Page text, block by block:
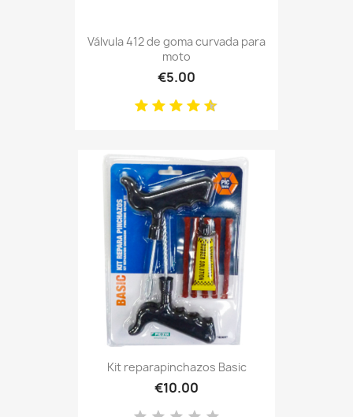
Válvula 412 de goma curvada para
moto
€5.00
Kit reparapinchazos Basic
€10.00